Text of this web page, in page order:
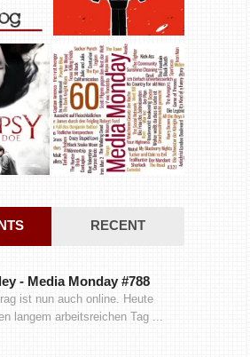
RECENT
- Media Monday #788
ist nun auch online. Heute
langem arbeitsreichen Tag ...